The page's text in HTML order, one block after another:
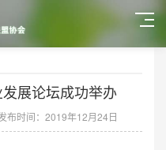
展论坛成功举办
布时间：2019年12月24日